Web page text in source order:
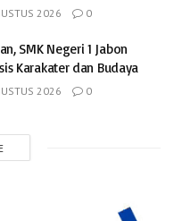
2026 0
SMK Negeri 1 Jabon
Karakater dan Budaya
2026 0